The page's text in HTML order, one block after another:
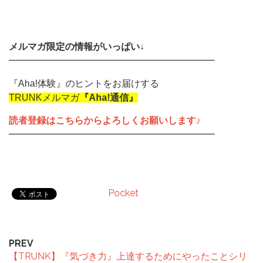
メルマガ限定の情報がいっぱい↓
━━━━━━━━━━━━━━━━━━━━━━
『Aha!体験』のヒントをお届けする
TRUNKメルマガ『Aha!通信』
読者登録はこちらからよろしくお願いします♪
━━━━━━━━━━━━━━━━━━━━━━
Pocket
PREV
【TRUNK】『気づき力』上達するためにやったことシリ